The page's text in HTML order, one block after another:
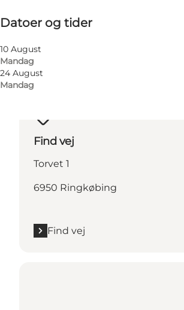
Datoer og tider
10 August
Mandag
24 August
Mandag
Find vej
Torvet 1
6950 Ringkøbing
Find vej